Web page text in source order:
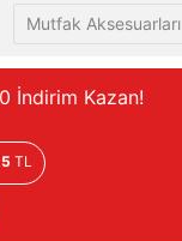
Mutfak Aksesuarları
İndirim Kazan!
TL